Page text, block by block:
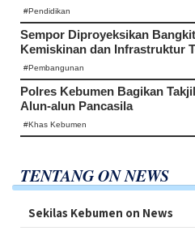
#Pendidikan
Sempor Diproyeksikan
Kemiskinan dan Infrastruktur
#Pembangunan
Polres Kebumen Bagikan
Alun-alun Pancasila
#Khas Kebumen
TENTANG ON NEWS
Sekilas Kebumen on News